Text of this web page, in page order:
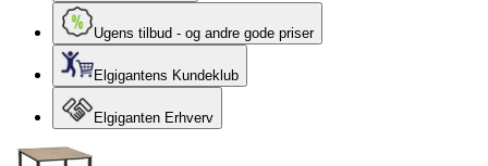
Ugens tilbud - og andre gode priser
Elgigantens Kundeklub
Elgiganten Erhverv